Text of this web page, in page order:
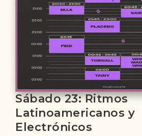
Sábado 23: Ritmos
Latinoamericanos y
Electrónicos